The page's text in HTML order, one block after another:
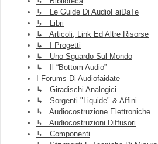
↳ Le Guide Di AudioFaiDaTe
↳ Libri
↳ Articoli, Link Ed Altre Risorse
↳ I Progetti
↳ Uno Sguardo Sul Mondo
↳ Il “Bottom Audio”
I Forums Di Audiofaidate
↳ Giradischi Analogici
↳ Sorgenti "liquide" & Affini
↳ Audiocostruzione Elettroniche
↳ Audiocostruzioni Diffusori
↳ Componenti